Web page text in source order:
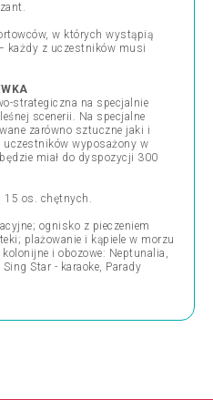
w których wystąpią
każdy z uczestników musi
strategiczna na specjalnie
scenerii. Na specjalne
zarówno sztuczne jaki i
uczestników wyposażony w
miał do dyspozycji 300
15 os. chętnych.
ognisko z pieczeniem
plażowanie i kąpiele w morzu
i obozowe: Neptunalia,
Star - karaoke, Parady